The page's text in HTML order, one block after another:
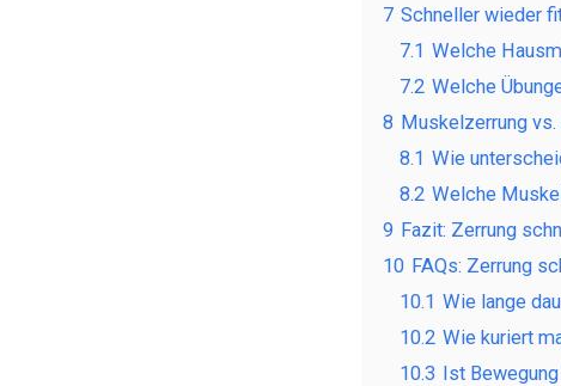
7 Schneller wieder
7.1 Welche
7.2 Welche
8 Muskelzerrung
8.1 Wie
8.2 Welche
9 Fazit: Zerrung
10 FAQs: Zerrung
10.1 Wie lange
10.2 Wie kuriert
10.3 Ist